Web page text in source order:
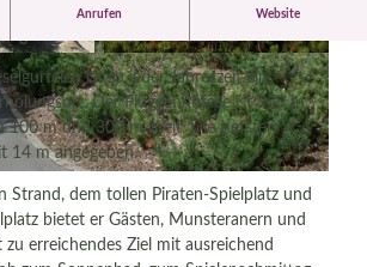
Photographer: L
Alm |CC-BY-SA
© Partner der Lüneburger Heide GmbH |
CC-BY-SA
Anrufen Website
Flüggenhofsee ist zu jeder Jahreszeit
ist zu jeder Jahreszeit ein
Der Flüggenhofsee ist 950 m
100 m und 300 m breit. Die tiefsten
14 m angegeben.
Strand, dem tollen Piraten-Spielplatz und
bietet er Gästen, Munsteranern und
zu erreichendes Ziel mit ausreichend